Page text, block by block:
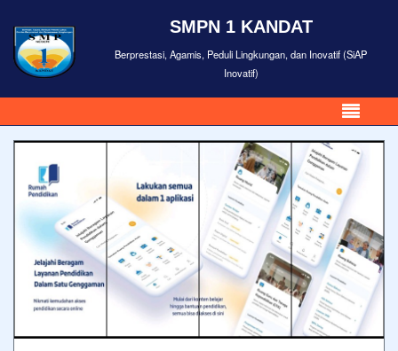
SMPN 1 KANDAT
Berprestasi, Agamis, Peduli Lingkungan, dan Inovatif (SiAP
Inovatif)